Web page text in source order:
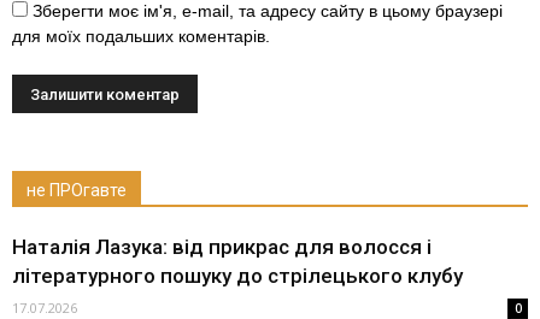
Зберегти моє ім'я, e-mail, та адресу сайту в цьому браузері
для моїх подальших коментарів.
не ПРОгавте
Наталія Лазука: від прикрас для волосся і
літературного пошуку до стрілецького клубу
17.07.2026 0